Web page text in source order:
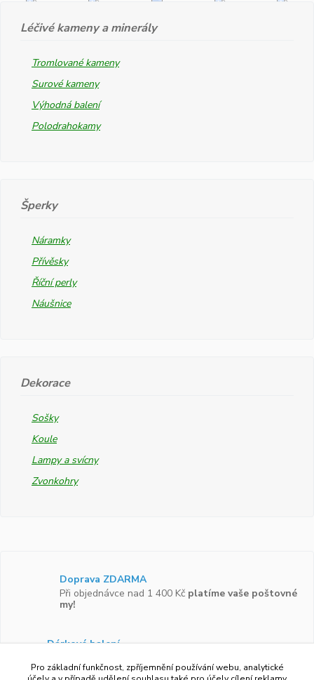
Léčivé kameny a minerály
Tromlované kameny
Surové kameny
Výhodná balení
Polodrahokamy
Šperky
Náramky
Přívěsky
Říční perly
Náušnice
Dekorace
Sošky
Koule
Lampy a svícny
Zvonkohry
Doprava ZDARMA
Při objednávce nad 1 400 Kč platíme vaše poštovné
my!
Dárkové balení
Pro základní funkčnost, zpříjemnění používání webu, analytické